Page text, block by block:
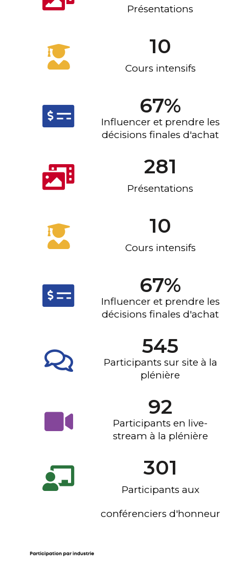
Présentations
10
Cours intensifs
67%
Influencer et prendre les
décisions finales d'achat
281
Présentations
10
Cours intensifs
67%
Influencer et prendre les
décisions finales d'achat
545
Participants sur site à la
plénière
92
Participants en live-
stream à la plénière
301
Participants aux
conférenciers d'honneur